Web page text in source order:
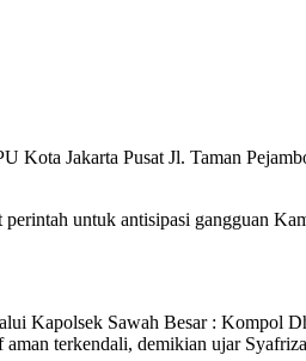
Kota Jakarta Pusat Jl. Taman
untuk antisipasi gangguan
Kapolsek Sawah Besar : Kompol
aman terkendali, demikian ujar